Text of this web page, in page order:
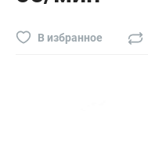
Биты на
В избранное